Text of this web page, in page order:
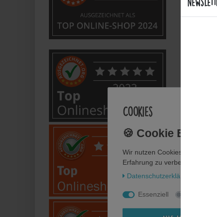
Sind
Cookies
Wir nutzen Cookies auf
Erfahrung zu verbessern.
Daten­schutz­erklärung
Essenziell